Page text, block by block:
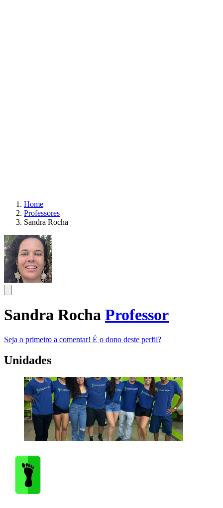
Home
Professores
Sandra Rocha
Sandra Rocha Professor
Seja o primeiro a comentar! É o dono deste perfil?
Unidades